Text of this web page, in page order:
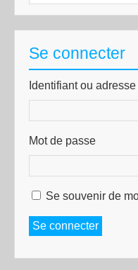
Se connecter
Identifiant ou adresse
Mot de passe
Se souvenir de
Se connecter